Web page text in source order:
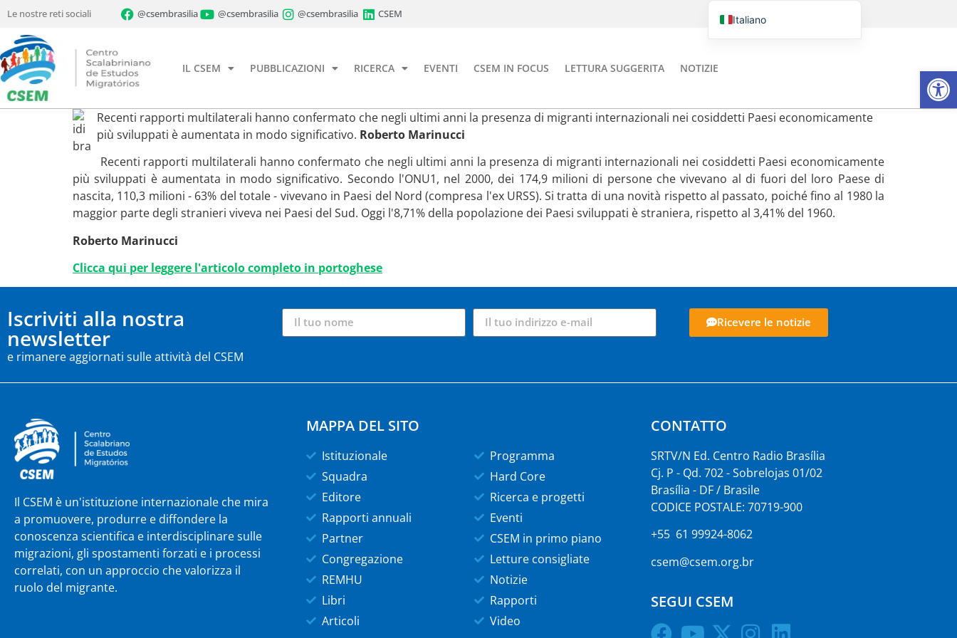
Le nostre reti sociali @csembrasilia @csembrasilia @csembrasilia CSEM
IL CSEM PUBBLICAZIONI RICERCA EVENTI CSEM IN FOCUS LETTURA SUGGERITA NOTIZIE
Recenti rapporti multilaterali hanno confermato che negli ultimi anni la presenza di migranti internazionali nei cosiddetti Paesi economicamente
più sviluppati è aumentata in modo significativo. Roberto Marinucci
Recenti rapporti multilaterali hanno confermato che negli ultimi anni la presenza di migranti internazionali nei cosiddetti Paesi economicamente
più sviluppati è aumentata in modo significativo. Secondo l'ONU1, nel 2000, dei 174,9 milioni di persone che vivevano al di fuori del loro Paese di
nascita, 110,3 milioni - 63% del totale - vivevano in Paesi del Nord (compresa l'ex URSS). Si tratta di una novità rispetto al passato, poiché fino al 1980 la
maggior parte degli stranieri viveva nei Paesi del Sud. Oggi l'8,71% della popolazione dei Paesi sviluppati è straniera, rispetto al 3,41% del 1960.
Roberto Marinucci
Clicca qui per leggere l'articolo completo in portoghese
Iscriviti alla nostra
newsletter
e rimanere aggiornati sulle attività del CSEM
Ricevere le notizie
Il CSEM è un'istituzione internazionale che mira
a promuovere, produrre e diffondere la
conoscenza scientifica e interdisciplinare sulle
migrazioni, gli spostamenti forzati e i processi
correlati, con un approccio che valorizza il
ruolo del migrante.
MAPPA DEL SITO
Istituzionale
Squadra
Editore
Rapporti annuali
Partner
Congregazione
REMHU
Libri
Articoli
Programma
Hard Core
Ricerca e progetti
Eventi
CSEM in primo piano
Letture consigliate
Notizie
Rapporti
Video
CONTATTO
SRTV/N Ed. Centro Radio Brasília
Cj. P - Qd. 702 - Sobrelojas 01/02
Brasília - DF / Brasile
CODICE POSTALE: 70719-900
+55 61 99924-8062
csem@csem.org.br
SEGUI CSEM
Aprire
Italiano